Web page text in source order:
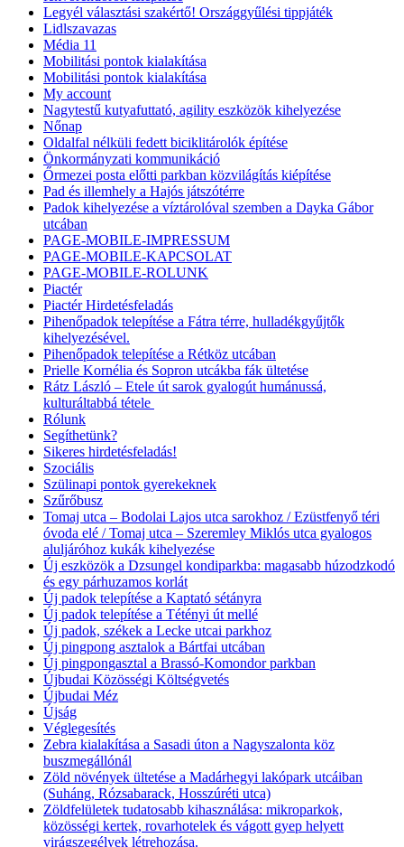
Legyél választási szakértő! Országgyűlési tippjáték
Lidlszavazas
Média 11
Mobilitási pontok kialakítása
Mobilitási pontok kialakítása
My account
Nagytestű kutyafuttató, agility eszközök kihelyezése
Nőnap
Oldalfal nélküli fedett biciklitárolók építése
Önkormányzati kommunikáció
Őrmezei posta előtti parkban közvilágítás kiépítése
Pad és illemhely a Hajós játszótérre
Padok kihelyezése a víztárolóval szemben a Dayka Gábor
utcában
PAGE-MOBILE-IMPRESSUM
PAGE-MOBILE-KAPCSOLAT
PAGE-MOBILE-ROLUNK
Piactér
Piactér Hirdetésfeladás
Pihenőpadok telepítése a Fátra térre, hulladékgyűjtők
kihelyezésével.
Pihenőpadok telepítése a Rétköz utcában
Prielle Kornélia és Sopron utcákba fák ültetése
Rátz László – Etele út sarok gyalogút humánussá,
kulturáltabbá tétele
Rólunk
Segíthetünk?
Sikeres hirdetésfeladás!
Szociális
Szülinapi pontok gyerekeknek
Szűrőbusz
Tomaj utca – Bodolai Lajos utca sarokhoz / Ezüstfenyő téri
óvoda elé / Tomaj utca – Szeremley Miklós utca gyalogos
aluljáróhoz kukák kihelyezése
Új eszközök a Dzsungel kondiparkba: magasabb húzodzkodó
és egy párhuzamos korlát
Új padok telepítése a Kaptató sétányra
Új padok telepítése a Tétényi út mellé
Új padok, székek a Lecke utcai parkhoz
Új pingpong asztalok a Bártfai utcában
Új pingpongasztal a Brassó-Komondor parkban
Újbudai Közösségi Költségvetés
Újbudai Méz
Újság
Véglegesítés
Zebra kialakítása a Sasadi úton a Nagyszalonta köz
buszmegállónál
Zöld növények ültetése a Madárhegyi lakópark utcáiban
(Suháng, Rózsabarack, Hosszúréti utca)
Zöldfelületek tudatosabb kihasználása: mikroparkok,
közösségi kertek, rovarhotelek és vágott gyep helyett
virágszegélyek létrehozása.